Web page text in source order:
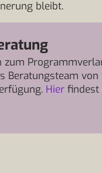
bleibt.
zum
Beratungsteam
Hier findest